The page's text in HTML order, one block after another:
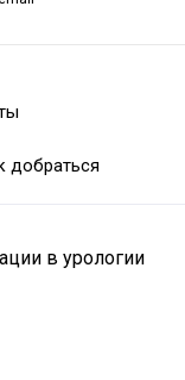
добраться
в урологии